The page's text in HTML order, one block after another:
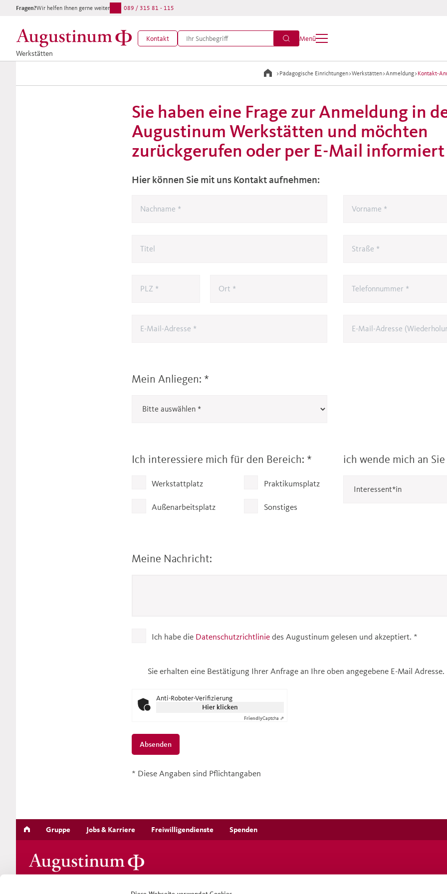
Werkstätten
Kontakt Menü
Fragen?Wir helfen Ihnen gerne weiter: 089 / 315 81 - 115
> Pädagogische Einrichtungen>Werkstätten>Anmeldung> Kontakt-
Sie haben eine Frage zur Anmeldung in
Augustinum Werkstätten und möchten
zurückgerufen oder per E-Mail informiert
Hier können Sie mit uns Kontakt aufnehmen:
Mein Anliegen: *
Ich interessiere mich für den Bereich: *
Werkstattplatz
Außenarbeitsplatz
Praktikumsplatz
Sonstiges
ich wende mich an Sie
Meine Nachricht:
Ich habe die Datenschutzrichtliniedes Augustinum gelesen und akzeptiert. *
Sie erhalten eine Bestätigung Ihrer Anfrage an Ihre oben angegebene E-Mail Adresse.
Anti-Roboter-Verifizierung
Hier klicken
FriendlyCaptcha ⇗
Absenden
* Diese Angaben sind Pflichtangaben
Gruppe Jobs & Karriere Freiwilligendienste Spenden
Werkstätten